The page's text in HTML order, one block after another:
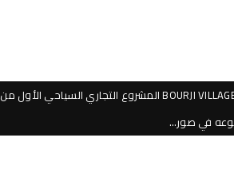
BOURJI VILLAGE المشروع التجاري السياحي الأول من
في صور…